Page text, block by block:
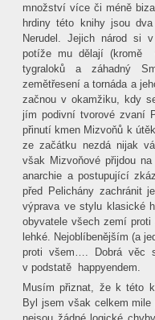
množství více či méně
hrdiny této knihy jsou
Nerudel. Jejich národ si
potíže mu dělají (kromě
tygraloků a záhadný
zemětřesení a tornáda a
začnou v okamžiku, kdy
jím podivní tvorové zvaní
přinutí kmen Mizvoňů k
ze začátku nezdá nijak
však Mizvoňové přijdou
anarchie a postupující
před Pelichány zachránit
výprava ve stylu klasické
obyvatele všech zemí
lehké. Nejoblíbenějším (a
proti všem…. Dobrá věc
v podstatě
happyendem.
Musím přiznat, že k této
Byl jsem však celkem